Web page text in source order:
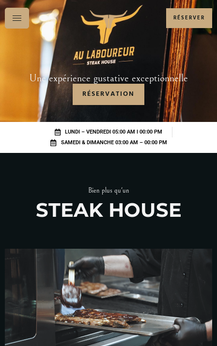
RÉSERVER
Une expérience gustative exceptionnelle
RÉSERVATION
LUNDI – VENDREDI 05:00 AM I 00:00 PM
SAMEDI & DIMANCHE 03:00 AM – 00:00 PM
Bien plus qu'un
STEAK HOUSE